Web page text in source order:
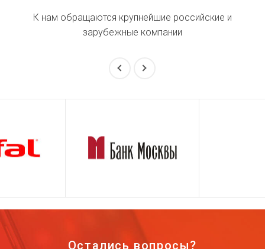
К нам обращаются крупнейшие российские и
зарубежные компании
Остались вопросы?